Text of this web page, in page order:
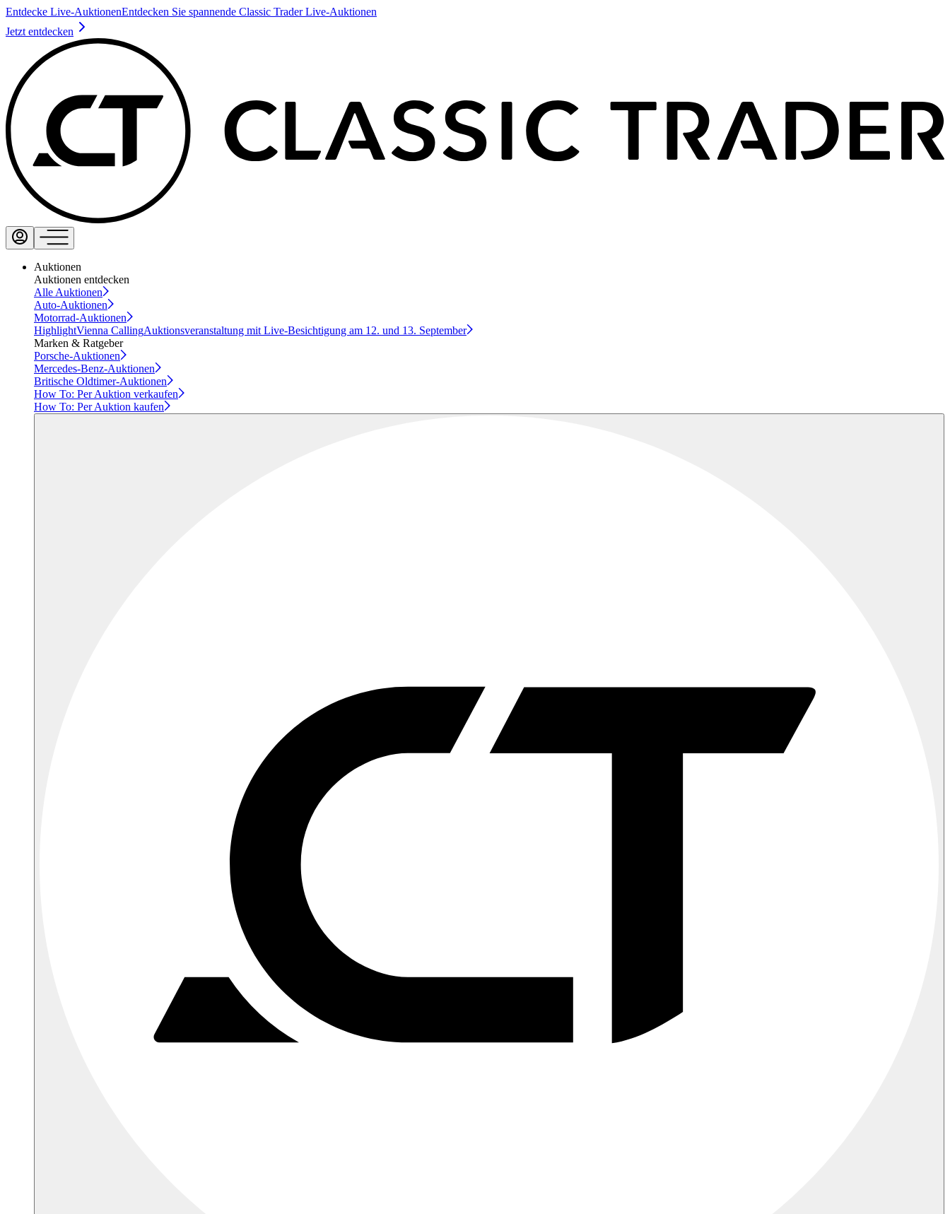
Entdecke Live-AuktionenEntdecken Sie spannende Classic Trader Live-Auktionen
Jetzt entdecken
Auktionen
Auktionen entdecken
Alle Auktionen
Auto-Auktionen
Motorrad-Auktionen
HighlightVienna CallingAuktionsveranstaltung mit Live-Besichtigung am 12. und 13. September
Marken & Ratgeber
Porsche-Auktionen
Mercedes-Benz-Auktionen
Britische Oldtimer-Auktionen
How To: Per Auktion verkaufen
How To: Per Auktion kaufen